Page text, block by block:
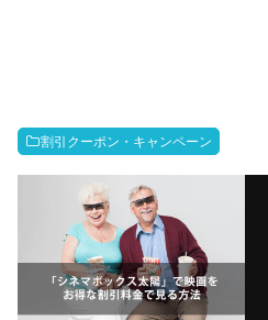
割引クーポン・キャンペーン